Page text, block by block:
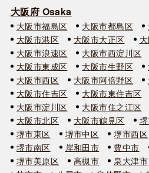
大阪府 Osaka
大阪市福島区 大阪市都島区
大阪市港区
大阪市大正区
大阪市浪速区
大阪市西淀川区
大阪市東成区
大阪市生野区
大阪市西区
大阪市阿倍野区
大阪市住吉区
大阪市東住吉区
大阪市淀川区
大阪市住之江区
大阪市北区
大阪市鶴見区
堺市東区
堺市中区 堺市西区
堺市南区
岸和田市 豊中市
堺市美原区
高槻市 泉大津市